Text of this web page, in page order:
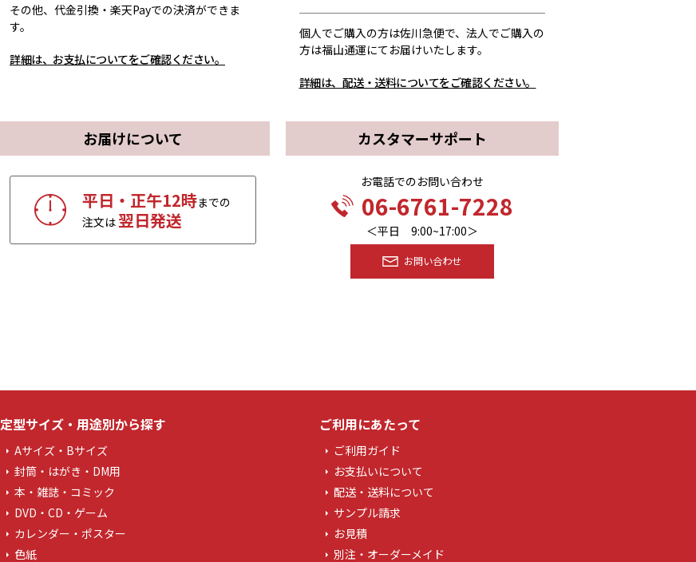
その他、代金引換・楽天Payでの決済ができま
す。
詳細は、お支払についてをご確認ください。
個人でご購入の方は佐川急便で、法人でご購入の
方は福山通運にてお届けいたします。
詳細は、配送・送料についてをご確認ください。
お届けについて
平日・正午12時までの
注文は翌日発送
カスタマーサポート
お電話でのお問い合わせ
06-6761-7228
＜平日 9:00~17:00＞
お問い合わせ
定型サイズ・用途別から探す
Aサイズ・Bサイズ
封筒・はがき・DM用
本・雑誌・コミック
DVD・CD・ゲーム
カレンダー・ポスター
色紙
ご利用にあたって
ご利用ガイド
お支払いについて
配送・送料について
サンプル請求
お見積
別注・オーダーメイド